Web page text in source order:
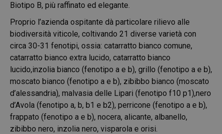
Biotipo B, più raffinato ed elegante.
Proprio l’azienda ospitante dà particolare rilievo alle
biodiversità viticole, coltivando 21 diverse varietà con
circa 30-31 fenotipi, ossia: catarratto bianco comune,
catarratto bianco extra lucido, catarratto bianco
lucido,inzolia bianco (fenotipo a e b), grillo (fenotipo a e b),
moscato bianco (fenotipo a e b), zibibbo bianco (moscato
d’alessandria), malvasia delle Lipari (fenotipo f10 p1),nero
d’Avola (fenotipo a, b, b1 e b2), perricone (fenotipo a e b),
frappato (fenotipo a e b), nocera, alicante, albanello,
zibibbo nero, inzolia nero, visparola e orisi.